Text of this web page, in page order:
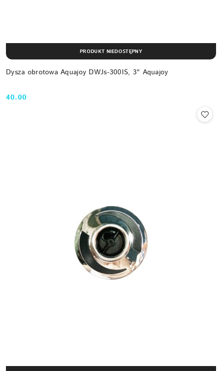
Dysza obrotowa Aquajoy DWJs-300IS, 3" Aquajoy
Cena:
40.00
PRODUKT NIEDOSTĘPNY